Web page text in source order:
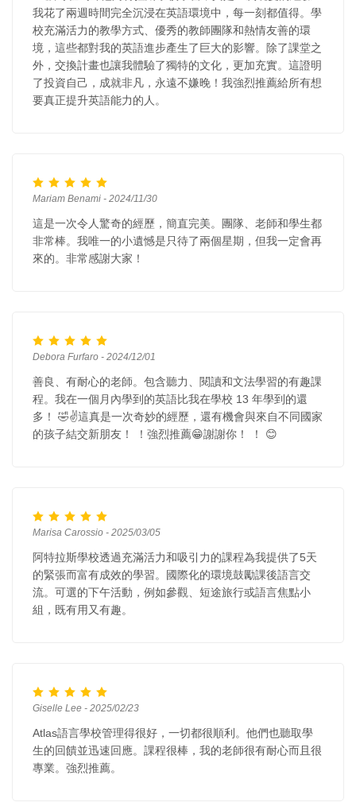
我花了兩週時間完全沉浸在英語環境中，每一刻都值得。學
校充滿活力的教學方式、優秀的教師團隊和熱情友善的環
境，這些都對我的英語進步產生了巨大的影響。除了課堂之
外，交換計畫也讓我體驗了獨特的文化，更加充實。這證明
了投資自己，成就非凡，永遠不嫌晚！我強烈推薦給所有想
要真正提升英語能力的人。
Mariam Benami - 2024/11/30
這是一次令人驚奇的經歷，簡直完美。團隊、老師和學生都
非常棒。我唯一的小遺憾是只待了兩個星期，但我一定會再
來的。非常感謝大家！
Debora Furfaro - 2024/12/01
善良、有耐心的老師。包含聽力、閱讀和文法學習的有趣課
程。我在一個月內學到的英語比我在學校 13 年學到的還
多！ 🤣✌️這真是一次奇妙的經歷，還有機會與來自不同國家
的孩子結交新朋友！ ！強烈推薦😁謝謝你！ ！ 😊
Marisa Carossio - 2025/03/05
阿特拉斯學校透過充滿活力和吸引力的課程為我提供了5天
的緊張而富有成效的學習。國際化的環境鼓勵課後語言交
流。可選的下午活動，例如參觀、短途旅行或語言焦點小
組，既有用又有趣。
Giselle Lee - 2025/02/23
Atlas語言學校管理得很好，一切都很順利。他們也聽取學
生的回饋並迅速回應。課程很棒，我的老師很有耐心而且很
專業。強烈推薦。